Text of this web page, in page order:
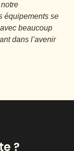
équipements se
beaucoup
dans l’avenir
?